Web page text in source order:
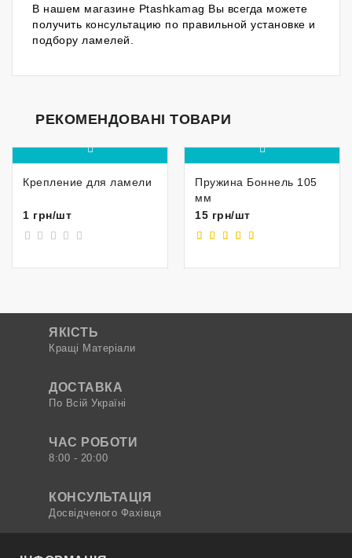
В нашем магазине Ptashkamag Вы всегда можете
получить консультацию по правильной установке и
подбору ламелей.
РЕКОМЕНДОВАНІ ТОВАРИ
Крепление для ламели
1 грн/шт
Пружина Боннель 105
мм
15 грн/шт
ЯКІСТЬ
Кращі Матеріали
ДОСТАВКА
По Всій Україні
ЧАС РОБОТИ
8:00 - 20:00
КОНСУЛЬТАЦІЯ
Досвідченого Фахівця